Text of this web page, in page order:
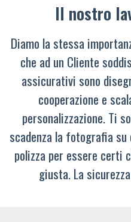
Il nostro
Diamo la stessa
che ad un Cliente
assicurativi sono
cooperazione e
personalizzazione. Ti
scadenza la fotografia
polizza per essere certi
giusta. La